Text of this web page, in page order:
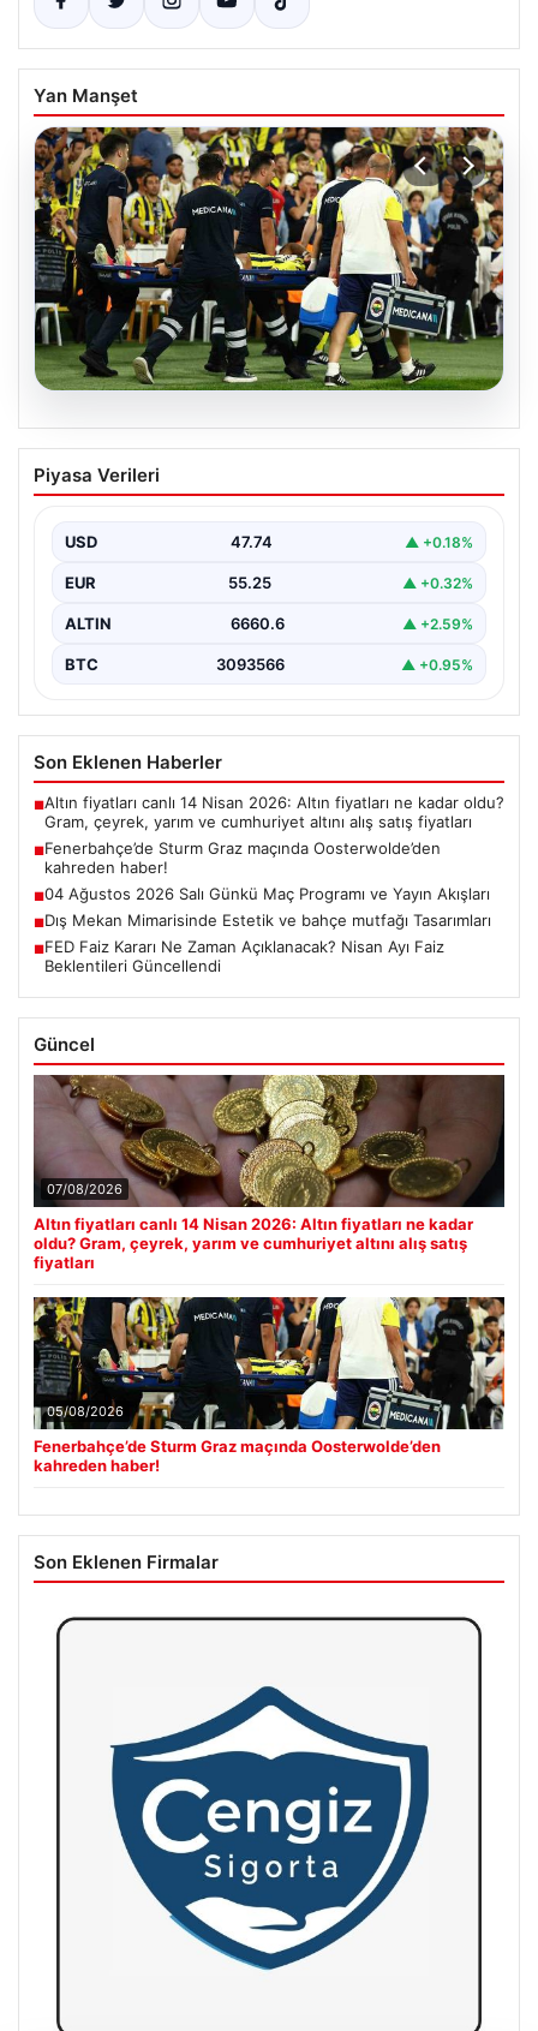
Yan Manşet
05.08.2026
Fenerbahçe’de Sturm Graz maçında
Oosterwolde’den kahreden haber!
Piyasa Verileri
USD 47.74 ▲ +0.18%
EUR 55.25 ▲ +0.32%
ALTIN 6660.6 ▲ +2.59%
BTC 3093566 ▲ +0.95%
Son Eklenen Haberler
■Altın fiyatları canlı 14 Nisan 2026: Altın fiyatları ne kadar oldu?
Gram, çeyrek, yarım ve cumhuriyet altını alış satış fiyatları
■Fenerbahçe’de Sturm Graz maçında Oosterwolde’den
kahreden haber!
■04 Ağustos 2026 Salı Günkü Maç Programı ve Yayın Akışları
■Dış Mekan Mimarisinde Estetik ve bahçe mutfağı Tasarımları
■FED Faiz Kararı Ne Zaman Açıklanacak? Nisan Ayı Faiz
Beklentileri Güncellendi
Güncel
07/08/2026
Altın fiyatları canlı 14 Nisan 2026: Altın fiyatları ne kadar
oldu? Gram, çeyrek, yarım ve cumhuriyet altını alış satış
fiyatları
05/08/2026
Fenerbahçe’de Sturm Graz maçında Oosterwolde’den
kahreden haber!
Son Eklenen Firmalar